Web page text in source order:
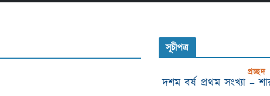
সূচীপত্র
প্রচ্ছদ
দশম বর্ষ প্রথম সংখ্যা –